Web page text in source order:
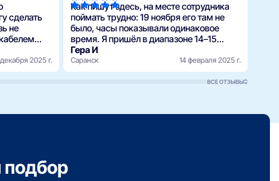
сделать
не
день.
Но за
2025 г.
Как пишут здесь, на месте сотрудника
поймать трудно: 19 ноября его там не
было, часы показывали одинаковое
время. Я пришёл в диапазоне 14–15
часов, подошёл и услышал, что обед у
него до 15. Я указал на часы, а он
сказал…
Гера И
Саранск 14 февраля 2025 г.
ВСЕ ОТЗЫВЫ
подбор